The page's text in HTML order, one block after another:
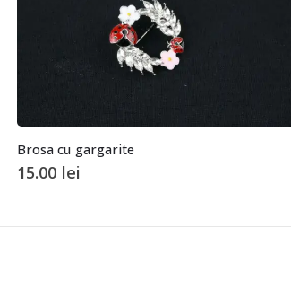
Brosa cu gargarite
15.00 lei